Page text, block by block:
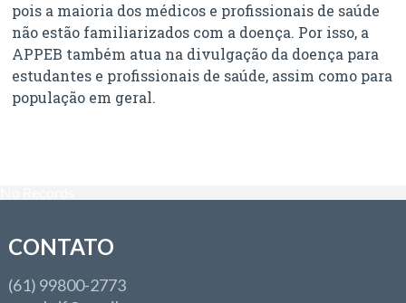
pois a maioria dos médicos e profissionais de saúde
não estão familiarizados com a doença. Por isso, a
APPEB também atua na divulgação da doença para
estudantes e profissionais de saúde, assim como para
população em geral.
CONTATO
(61) 99800-2773